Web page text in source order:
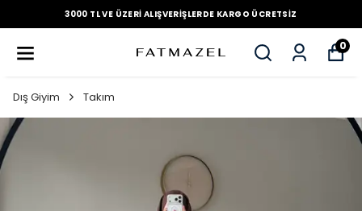
3000 TL VE ÜZERI ALIŞVERIŞLERDE KARGO ÜCRETSIZ
0
Dış Giyim Takım